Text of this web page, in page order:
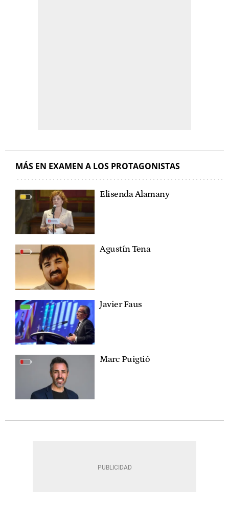
MÁS EN EXAMEN A LOS PROTAGONISTAS
Elisenda Alamany
Agustín Tena
Javier Faus
Marc Puigtió